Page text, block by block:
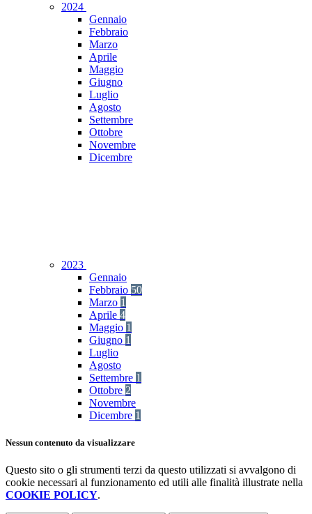
2024
Gennaio
Febbraio
Marzo
Aprile
Maggio
Giugno
Luglio
Agosto
Settembre
Ottobre
Novembre
Dicembre
2023
Gennaio
Febbraio 50
Marzo 1
Aprile 4
Maggio 1
Giugno 1
Luglio
Agosto
Settembre 1
Ottobre 2
Novembre
Dicembre 1
Nessun contenuto da visualizzare
Questo sito o gli strumenti terzi da questo utilizzati si avvalgono di
cookie necessari al funzionamento ed utili alle finalità illustrate nella
COOKIE POLICY.